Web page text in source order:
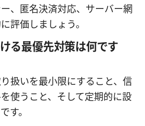
、匿名決済対応、サーバー網
評価しましょう。
る最優先対策は何です
扱いを最小限にすること、信
使うこと、そして定期的に設
す。